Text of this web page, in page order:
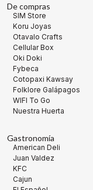
De compras
SIM Store
Koru Joyas
Otavalo Crafts
Cellular Box
Oki Doki
Fybeca
Cotopaxi Kawsay
Folklore Galápagos
WIFI To Go
Nuestra Huerta
Gastronomía
American Deli
Juan Valdez
KFC
Cajun